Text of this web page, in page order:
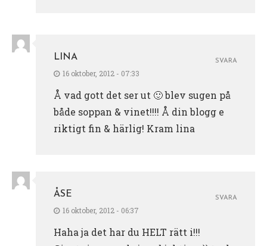
LINA
16 oktober, 2012 - 07:33
Å vad gott det ser ut 🙂 blev sugen på
både soppan & vinet!!!! Å din blogg e
riktigt fin & härlig! Kram lina
SVARA
ÅSE
16 oktober, 2012 - 06:37
Haha ja det har du HELT rätt i!!!
SVARA